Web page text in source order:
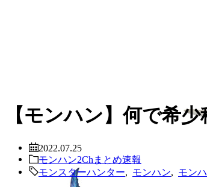
【モンハン】何で希
2022.07.25
モンハン2Chまとめ速報
モンスターハンター
モンハン モン